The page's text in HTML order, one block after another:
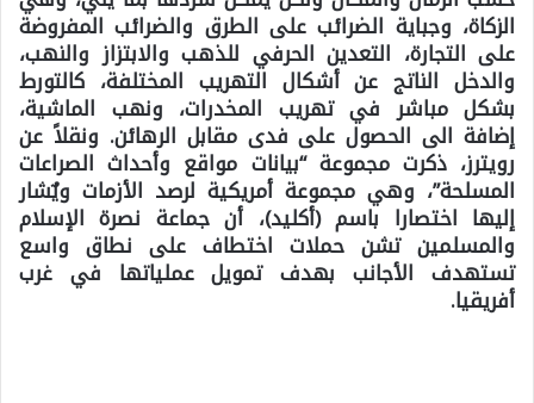
الزكاة، وجباية الضرائب على الطرق والضرائب المفروضة
على التجارة، التعدين الحرفي للذهب والابتزاز والنهب،
والدخل الناتج عن أشكال التهريب المختلفة، كالتورط
بشكل مباشر في تهريب المخدرات، ونهب الماشية،
إضافة الى الحصول على فدى مقابل الرهائن. ونقلاً عن
رويترز، ذكرت مجموعة “بيانات مواقع وأحداث الصراعات
المسلحة”، وهي مجموعة أمريكية لرصد الأزمات ويٌشار
إليها اختصارا باسم (أكليد)، أن جماعة نصرة الإسلام
والمسلمين تشن حملات اختطاف على نطاق واسع
تستهدف الأجانب بهدف تمويل عملياتها في غرب
أفريقيا.